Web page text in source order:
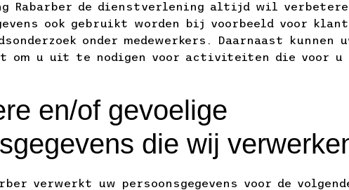
Rabarber de dienstverlening altijd wil
ook gebruikt worden bij voorbeeld voor
onder medewerkers. Daarnaast kunnen
om u uit te nodigen voor activiteiten die voor u
en/of gevoelige
die wij
verwerkt uw persoonsgegevens voor de